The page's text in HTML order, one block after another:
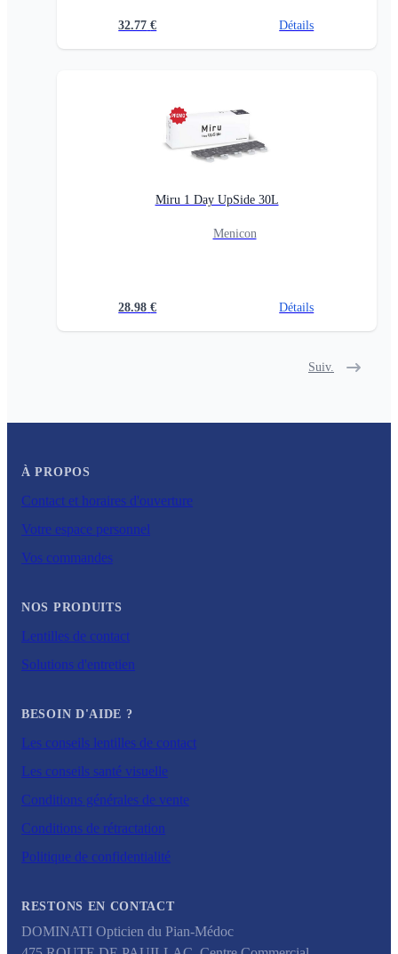
32.77 € Détails
Miru 1 Day UpSide 30L
Menicon
28.98 € Détails
Suiv.
À PROPOS
Contact et horaires d'ouverture
Votre espace personnel
Vos commandes
NOS PRODUITS
Lentilles de contact
Solutions d'entretien
BESOIN D'AIDE ?
Les conseils lentilles de contact
Les conseils santé visuelle
Conditions générales de vente
Conditions de rétractation
Politique de confidentialité
RESTONS EN CONTACT
DOMINATI Opticien du Pian-Médoc